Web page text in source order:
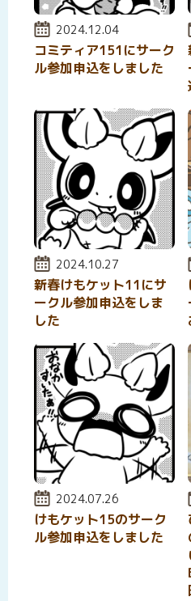
投稿日:
2024.12.04
コミティア151にサーク
ル参加申込をしました
投稿日:
2024.10.27
新春けもケット11にサ
ークル参加申込をしま
した
投稿日:
2024.07.26
けもケット15のサーク
ル参加申込をしました